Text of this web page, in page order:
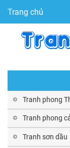
Trang chủ
Tranh phong
Tranh phong
Tranh sơn dầu